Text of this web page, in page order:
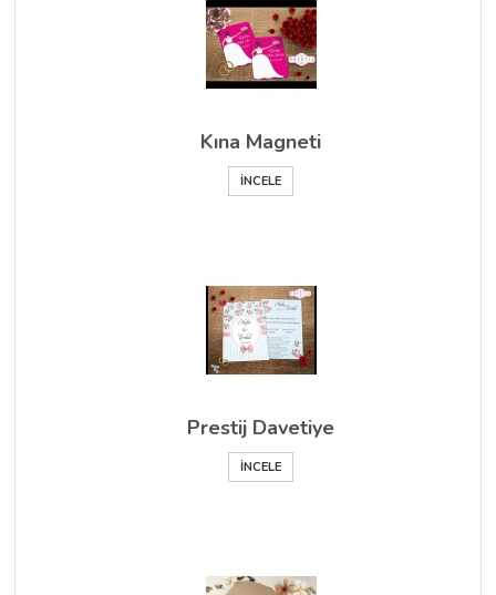
Kına Magneti
İNCELE
Prestij Davetiye
İNCELE